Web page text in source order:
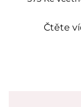
Čtěte